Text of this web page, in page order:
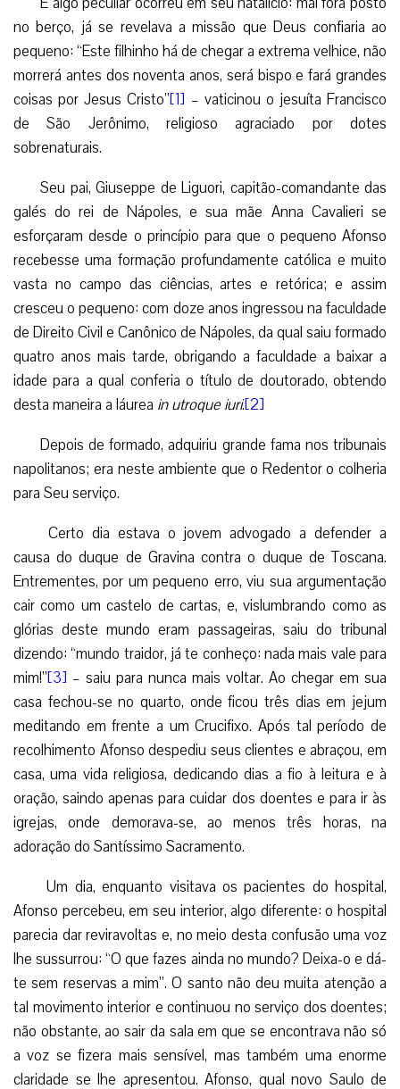
no berço, já se revelava a missão que Deus confiaria ao
pequeno: “Este filhinho há de chegar a extrema velhice, não
morrerá antes dos noventa anos, será bispo e fará grandes
coisas por Jesus Cristo”[1] – vaticinou o jesuíta Francisco
de São Jerônimo, religioso agraciado por dotes
sobrenaturais.
Seu pai, Giuseppe de Liguori, capitão-comandante das
galés do rei de Nápoles, e sua mãe Anna Cavalieri se
esforçaram desde o princípio para que o pequeno Afonso
recebesse uma formação profundamente católica e muito
vasta no campo das ciências, artes e retórica; e assim
cresceu o pequeno: com doze anos ingressou na faculdade
de Direito Civil e Canônico de Nápoles, da qual saiu formado
quatro anos mais tarde, obrigando a faculdade a baixar a
idade para a qual conferia o título de doutorado, obtendo
desta maneira a láurea in utroque iuri.[2]
Depois de formado, adquiriu grande fama nos tribunais
napolitanos; era neste ambiente que o Redentor o colheria
para Seu serviço.
Certo dia estava o jovem advogado a defender a
causa do duque de Gravina contra o duque de Toscana.
Entrementes, por um pequeno erro, viu sua argumentação
cair como um castelo de cartas, e, vislumbrando como as
glórias deste mundo eram passageiras, saiu do tribunal
dizendo: “mundo traidor, já te conheço: nada mais vale para
mim!”[3] – saiu para nunca mais voltar. Ao chegar em sua
casa fechou-se no quarto, onde ficou três dias em jejum
meditando em frente a um Crucifixo. Após tal período de
recolhimento Afonso despediu seus clientes e abraçou, em
casa, uma vida religiosa, dedicando dias a fio à leitura e à
oração, saindo apenas para cuidar dos doentes e para ir às
igrejas, onde demorava-se, ao menos três horas, na
adoração do Santíssimo Sacramento.
Um dia, enquanto visitava os pacientes do hospital,
Afonso percebeu, em seu interior, algo diferente: o hospital
parecia dar reviravoltas e, no meio desta confusão uma voz
lhe sussurrou: “O que fazes ainda no mundo? Deixa-o e dá-
te sem reservas a mim”. O santo não deu muita atenção a
tal movimento interior e continuou no serviço dos doentes;
não obstante, ao sair da sala em que se encontrava não só
a voz se fizera mais sensível, mas também uma enorme
claridade se lhe apresentou. Afonso, qual novo Saulo de